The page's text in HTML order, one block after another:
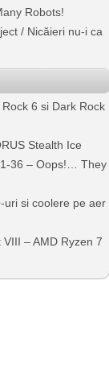
Robots!
/ Nicăieri nu-i ca
6 si Dark Rock
Stealth Ice
36 – Oops!… They
uri si coolere pe aer
– AMD Ryzen 7